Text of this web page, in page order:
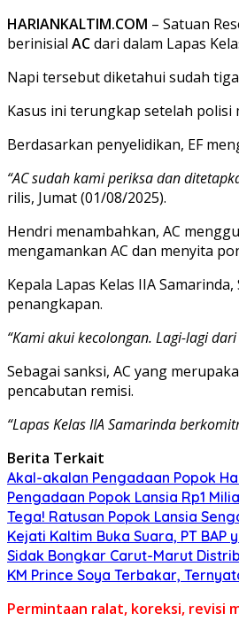
HARIANKALTIM.COM – Satuan
berinisial ACdari dalam Lapas
Napi tersebut diketahui sudah
Kasus ini terungkap setelah polisi
Berdasarkan penyelidikan, EF
“AC sudah kami periksa dan
rilis, Jumat (01/08/2025).
Hendri menambahkan, AC
mengamankan AC dan menyita
Kepala Lapas Kelas IIA
penangkapan.
“Kami akui kecolongan. Lagi-lagi
Sebagai sanksi, AC yang
pencabutan remisi.
“Lapas Kelas IIA Samarinda
Berita Terkait
Akal-akalan Pengadaan Popok
Pengadaan Popok Lansia Rp1
Tega! Ratusan Popok Lansia
Kejati Kaltim Buka Suara, PT
Sidak Bongkar Carut-Marut
KM Prince Soya Terbakar,
Permintaan ralat, koreksi, revisi